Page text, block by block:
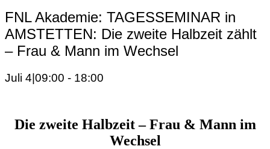
FNL Akademie: TAGESSEMINAR in
AMSTETTEN: Die zweite Halbzeit zählt
– Frau & Mann im Wechsel
Juli 4|09:00 - 18:00
Die zweite Halbzeit – Frau & Mann im
Wechsel